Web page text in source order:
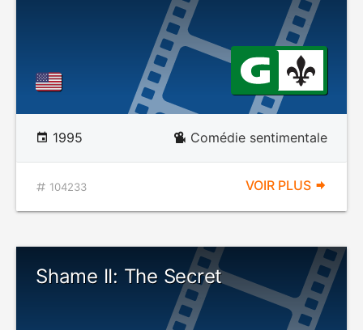
1995 Comédie sentimentale
104233 VOIR PLUS
Shame II: The Secret